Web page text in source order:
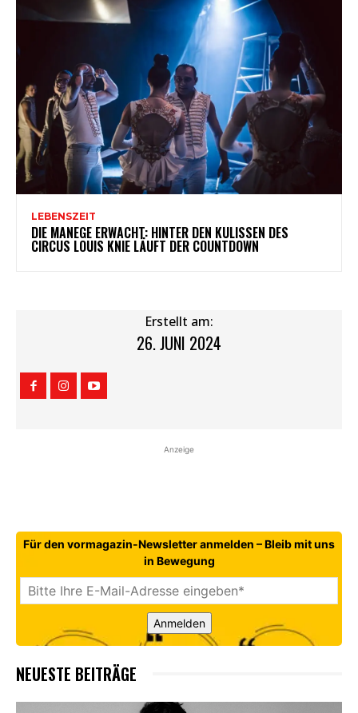
LEBENSZEIT
DIE MANEGE ERWACHT: HINTER DEN KULISSEN DES
CIRCUS LOUIS KNIE LÄUFT DER COUNTDOWN
Erstellt am:
26. JUNI 2024
Anzeige
Für den vormagazin-Newsletter anmelden – Bleib mit uns
in Bewegung
Anmelden
NEUESTE BEITRÄGE